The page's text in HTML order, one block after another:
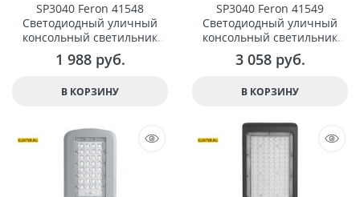
SP3040 Feron 41548
Светодиодный уличный
консольный светильник
50W 5000K, серый
1 988 руб.
В КОРЗИНУ
SP3040 Feron 41549
Светодиодный уличный
консольный светильник
80W 5000K, серый
3 058 руб.
В КОРЗИНУ